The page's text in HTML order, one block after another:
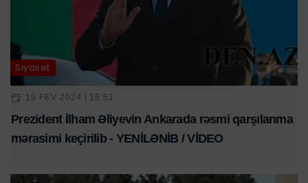
Siyasət
19 FEV 2024 | 15:51
Prezident İlham Əliyevin Ankarada rəsmi qarşılanma
mərasimi keçirilib - YENİLƏNİB / VİDEO